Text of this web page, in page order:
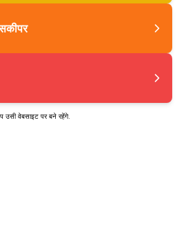
उसी वेबसाइट पर बने रहेंगे.